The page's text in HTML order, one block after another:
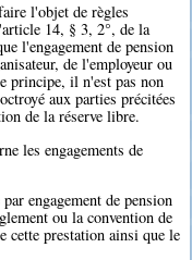
l'objet de règles
14, § 3, 2°, de la
l'engagement de pension
de l'employeur ou
principe, il n'est pas non
aux parties précitées
de la réserve libre.
les engagements de
engagement de pension
ou la convention de
cette prestation ainsi que le